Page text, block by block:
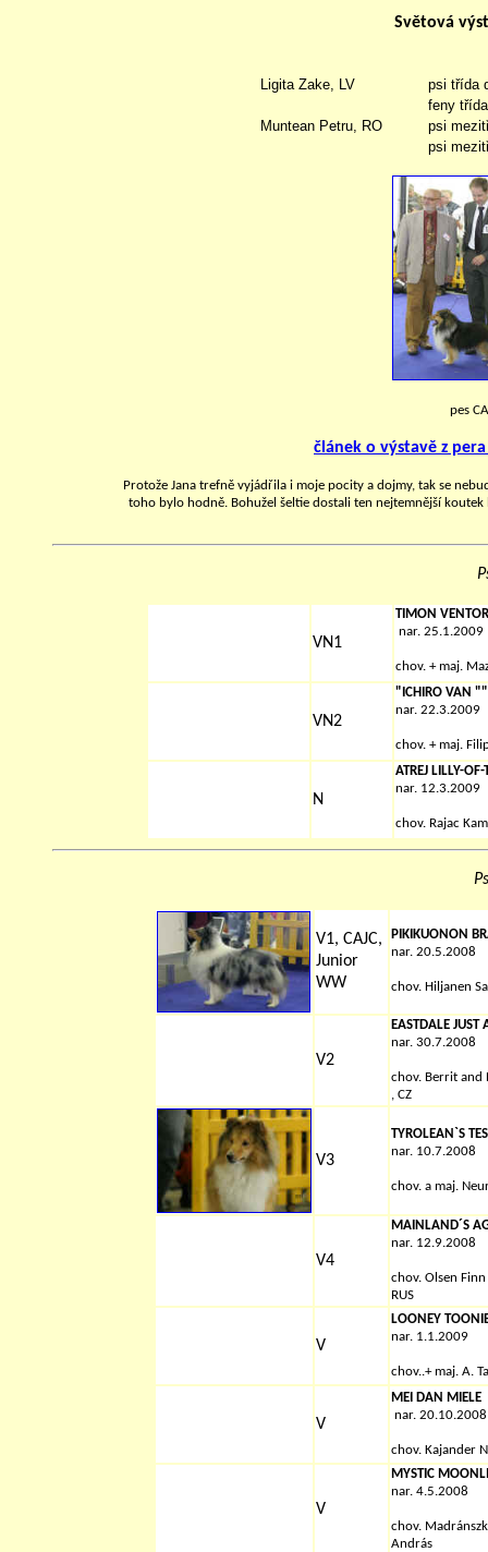
Světová
Ligita Zake, LV
psi třída
feny
Muntean Petru, RO
psi
psi
pes
článek o výstavě z
Protože Jana trefně vyjádřila i moje pocity a dojmy, tak se
toho bylo hodně. Bohužel šeltie dostali ten nejtemnější
VN1
TIMON
nar. 25.1.2009
chov. + maj.
VN2
"ICHIRO VAN
nar. 22.3.2009
chov. + maj.
N
ATREJ LILLY-
nar. 12.3.2009
chov. Rajac
V1, CAJC,
Junior
WW
PIKIKUONON
nar. 20.5.2008
chov. Hiljanen
V2
EASTDALE JUST
nar. 30.7.2008
chov. Berrit and
, CZ
V3
TYROLEAN`S
nar. 10.7.2008
chov. a maj.
V4
MAINLAND´S
nar. 12.9.2008
chov. Olsen Finn
RUS
V
LOONEY
nar. 1.1.2009
chov..+ maj. A.
V
MEI DAN MIELE
nar. 20.10.2008
chov. Kajander
V
MYSTIC
nar. 4.5.2008
chov.
András